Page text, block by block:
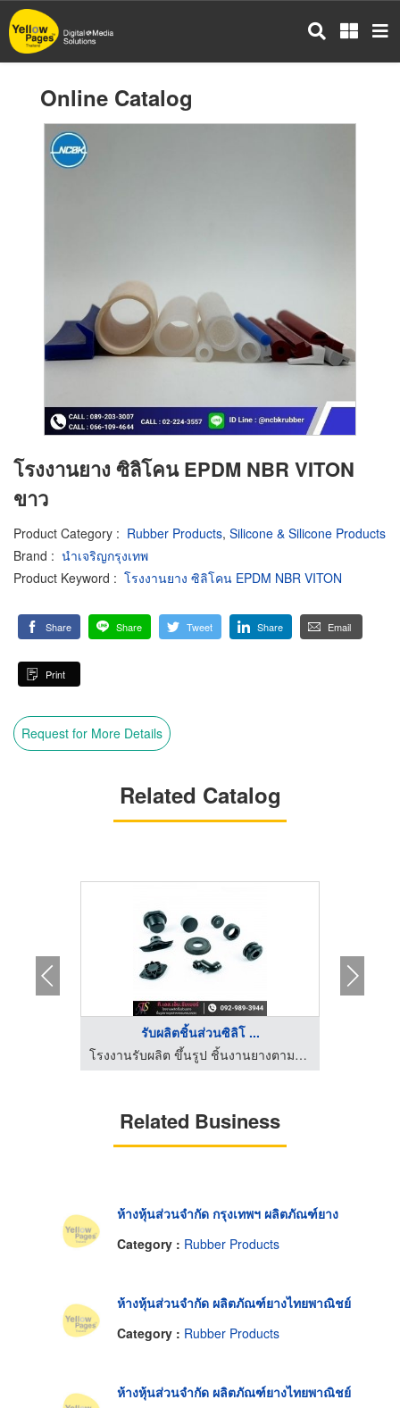
Skip
to
main
Online Catalog
โรงงานยาง ซิลิโคน EPDM NBR VITON
ขาว
Product Category : Rubber Products, Silicone & Silicone Products
Brand : นำเจริญกรุงเทพ
Product Keyword : โรงงานยาง ซิลิโคน EPDM NBR VITON
Share Share Tweet Share Email
Print
Request for More Details
Related Catalog
รับผลิตชิ้นส่วนซิลิโ ...
โรงงานรับผลิต ขึ้นรูป ชิ้นงานยางตามแบบ - ที.เอส.เอ็ม.รับเบอร์
Related Business
ห้างหุ้นส่วนจำกัด กรุงเทพฯ ผลิตภัณฑ์ยาง
Category : Rubber Products
ห้างหุ้นส่วนจำกัด ผลิตภัณฑ์ยางไทยพาณิชย์
Category : Rubber Products
ห้างหุ้นส่วนจำกัด ผลิตภัณฑ์ยางไทยพาณิชย์